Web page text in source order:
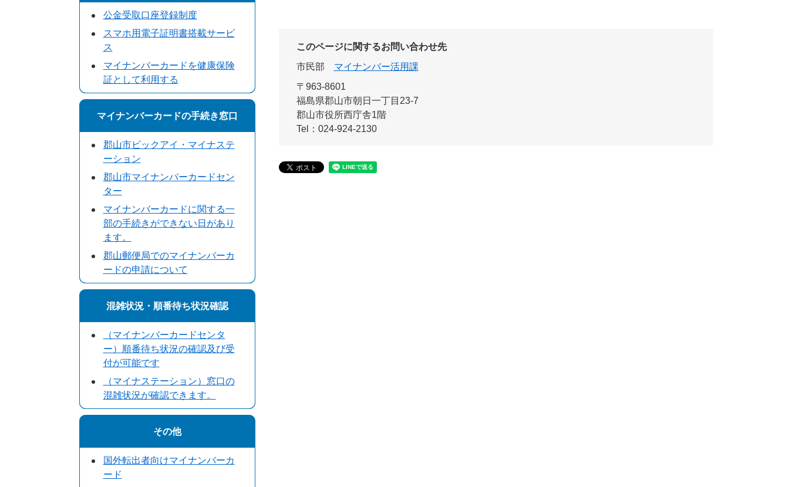
このページに関するお問い合わせ先
市民部
マイナンバー活用課
〒963-8601
福島県郡山市朝日一丁目23-7
郡山市役所西庁舎1階
Tel：024-924-2130
公金受取口座登録制度
スマホ用電子証明書搭載サービ
ス
マイナンバーカードを健康保険
証として利用する
マイナンバーカードの手続き窓口
郡山市ビックアイ・マイナステ
ーション
郡山市マイナンバーカードセン
ター
マイナンバーカードに関する一
部の手続きができない日があり
ます。
郡山郵便局でのマイナンバーカ
ードの申請について
混雑状況・順番待ち状況確認
（マイナンバーカードセンタ
ー）順番待ち状況の確認及び受
付が可能です
（マイナステーション）窓口の
混雑状況が確認できます。
その他
国外転出者向けマイナンバーカ
ード